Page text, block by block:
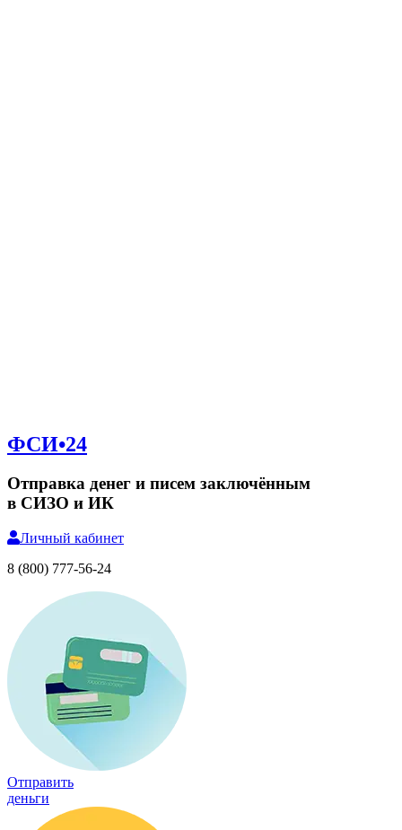
ФСИ•24
Отправка денег и писем заключённым
в СИЗО и ИК
Личный кабинет
8 (800) 777-56-24
Отправить
деньги